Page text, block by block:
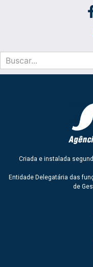
Criada e instalada
Entidade Delegatária das
de